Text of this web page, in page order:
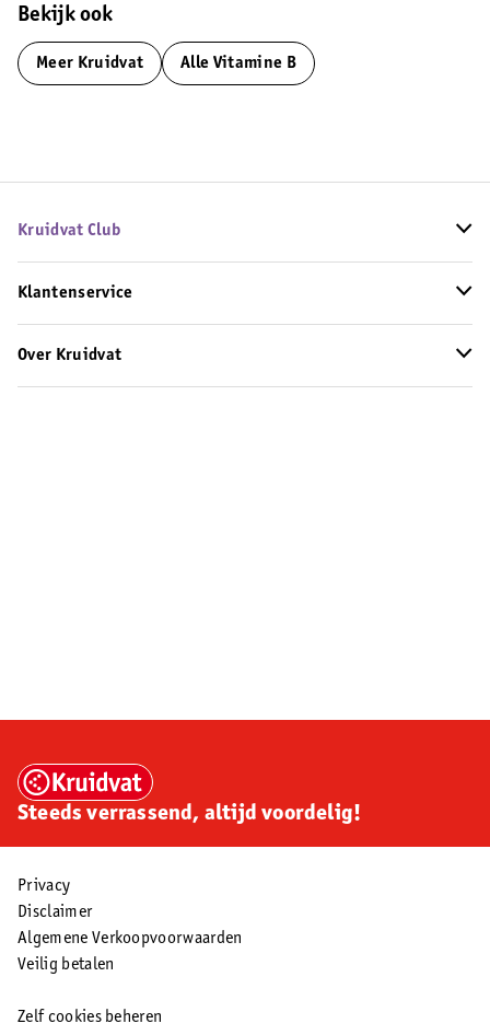
Bekijk ook
Meer Kruidvat Alle Vitamine B
Kruidvat Club
Klantenservice
Over Kruidvat
Steeds verrassend, altijd voordelig!
Privacy
Disclaimer
Algemene Verkoopvoorwaarden
Veilig betalen
Zelf cookies beheren